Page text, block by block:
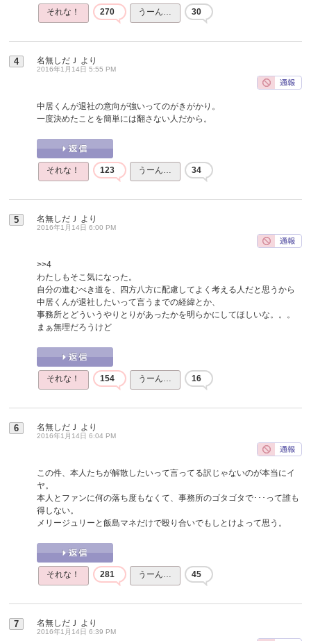
それな！ 270 うーん… 30
4 名無しだＪ より
2016年1月14日 5:55 PM
中居くんが退社の意向が強いってのがきがかり。
一度決めたことを簡単には翻さない人だから。
それな！ 123 うーん… 34
5 名無しだＪ より
2016年1月14日 6:00 PM
>>4
わたしもそこ気になった。
自分の進むべき道を、四方八方に配慮してよく考える人だと思うから
中居くんが退社したいって言うまでの経緯とか、
事務所とどういうやりとりがあったかを明らかにしてほしいな。。。
まぁ無理だろうけど
それな！ 154 うーん… 16
6 名無しだＪ より
2016年1月14日 6:04 PM
この件、本人たちが解散したいって言ってる訳じゃないのが本当にイ
ヤ。
本人とファンに何の落ち度もなくて、事務所のゴタゴタで･･･って誰も
得しない。
メリージュリーと飯島マネだけで殴り合いでもしとけよって思う。
それな！ 281 うーん… 45
7 名無しだＪ より
2016年1月14日 6:39 PM